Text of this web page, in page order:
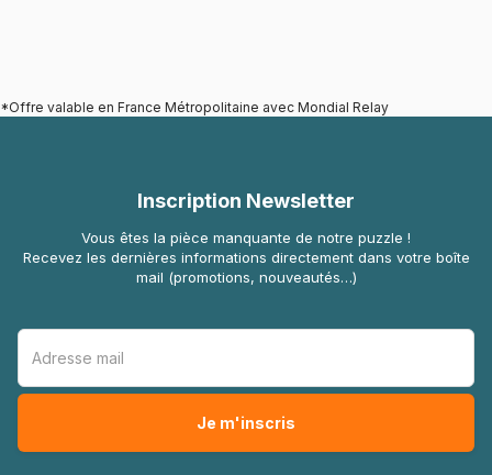
*Offre valable en France Métropolitaine avec Mondial Relay
Inscription Newsletter
Vous êtes la pièce manquante de notre puzzle !
Recevez les dernières informations directement dans votre boîte
mail (promotions, nouveautés…)